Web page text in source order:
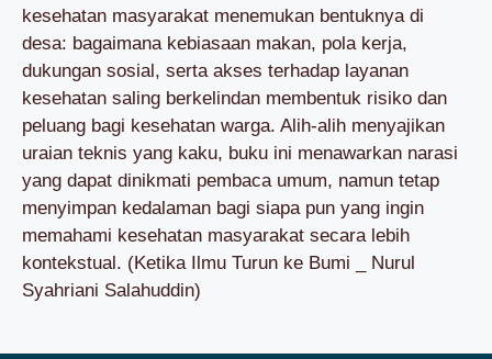
kesehatan masyarakat menemukan bentuknya di
desa: bagaimana kebiasaan makan, pola kerja,
dukungan sosial, serta akses terhadap layanan
kesehatan saling berkelindan membentuk risiko dan
peluang bagi kesehatan warga. Alih-alih menyajikan
uraian teknis yang kaku, buku ini menawarkan narasi
yang dapat dinikmati pembaca umum, namun tetap
menyimpan kedalaman bagi siapa pun yang ingin
memahami kesehatan masyarakat secara lebih
kontekstual. (Ketika Ilmu Turun ke Bumi _ Nurul
Syahriani Salahuddin)